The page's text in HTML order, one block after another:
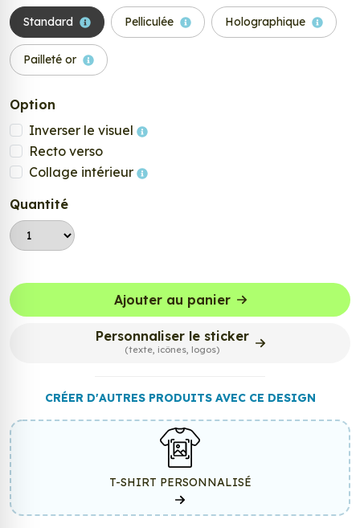
Standard Pelliculée Holographique
Pailleté or
Option
Inverser le visuel
Recto verso
Collage intérieur
Quantité
Ajouter au panier
Personnaliser le sticker
(texte, icônes, logos)
CRÉER D'AUTRES PRODUITS AVEC CE DESIGN
T-SHIRT PERSONNALISÉ